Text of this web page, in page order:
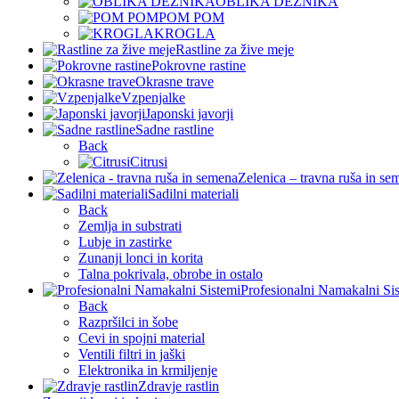
POM POM
KROGLA
Rastline za žive meje
Pokrovne rastine
Okrasne trave
Vzpenjalke
Japonski javorji
Sadne rastline
Back
Citrusi
Zelenica – travna ruša in
Sadilni materiali
Back
Zemlja in substrati
Lubje in zastirke
Zunanji lonci in korita
Talna pokrivala, obrobe in ostalo
Profesionalni Namakalni
Back
Razpršilci in šobe
Cevi in spojni material
Ventili filtri in jaški
Elektronika in krmiljenje
Zdravje rastlin